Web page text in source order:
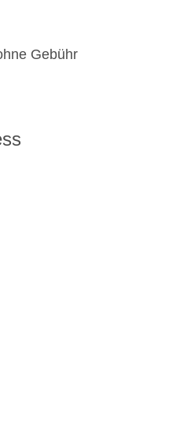
Gebühr